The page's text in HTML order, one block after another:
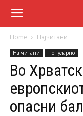
Home Најчитани
Најчитани Популарно
Во
опасни